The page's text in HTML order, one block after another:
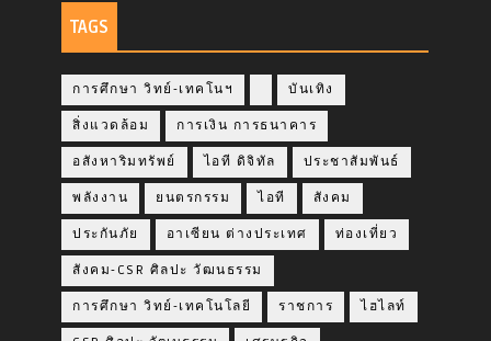
TAGS
การศึกษา วิทย์-เทคโนฯ บันเทิง
สิ่งแวดล้อม การเงิน การธนาคาร
อสังหาริมทรัพย์ ไอที ดิจิทัล ประชาสัมพันธ์
พลังงาน ยนตรกรรม ไอที สังคม
ประกันภัย อาเซียน ต่างประเทศ ท่องเที่ยว
สังคม-CSR ศิลปะ วัฒนธรรม
การศึกษา วิทย์-เทคโนโลยี ราชการ ไฮไลท์